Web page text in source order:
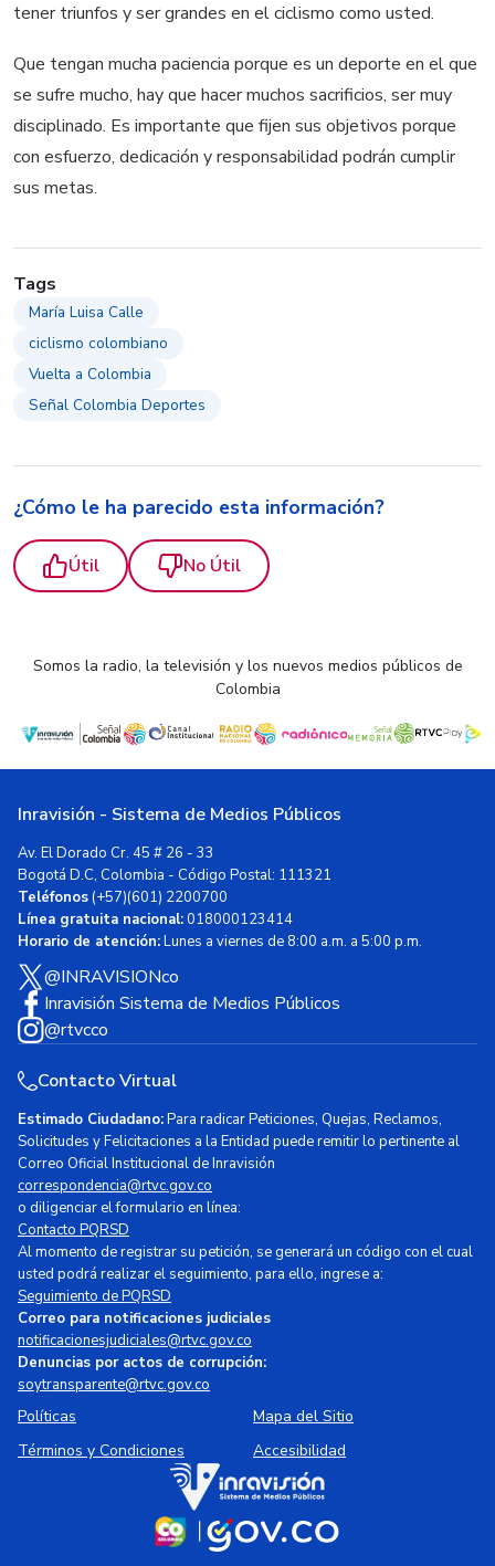
tener triunfos y ser grandes en el ciclismo como usted.
Que tengan mucha paciencia porque es un deporte en el que
se sufre mucho, hay que hacer muchos sacrificios, ser muy
disciplinado. Es importante que fijen sus objetivos porque
con esfuerzo, dedicación y responsabilidad podrán cumplir
sus metas.
Tags
María Luisa Calle
ciclismo colombiano
Vuelta a Colombia
Señal Colombia Deportes
¿Cómo le ha parecido esta información?
Útil No Útil
Somos la radio, la televisión y los nuevos medios públicos de
Colombia
Inravisión - Sistema de Medios Públicos
Av. El Dorado Cr. 45 # 26 - 33
Bogotá D.C, Colombia - Código Postal: 111321
Teléfonos(+57)(601) 2200700
Línea gratuita nacional:018000123414
Horario de atención:Lunes a viernes de 8:00 a.m. a 5:00 p.m.
@INRAVISIONco
Inravisión Sistema de Medios Públicos
@rtvcco
Contacto Virtual
Estimado Ciudadano:Para radicar Peticiones, Quejas, Reclamos,
Solicitudes y Felicitaciones a la Entidad puede remitir lo pertinente al
Correo Oficial Institucional de Inravisión
correspondencia@rtvc.gov.co
o diligenciar el formulario en línea:
Contacto PQRSD
Al momento de registrar su petición, se generará un código con el cual
usted podrá realizar el seguimiento, para ello, ingrese a:
Seguimiento de PQRSD
Correo para notificaciones judiciales
notificacionesjudiciales@rtvc.gov.co
Denuncias por actos de corrupción:
soytransparente@rtvc.gov.co
Políticas
Mapa del Sitio
Términos y Condiciones
Accesibilidad